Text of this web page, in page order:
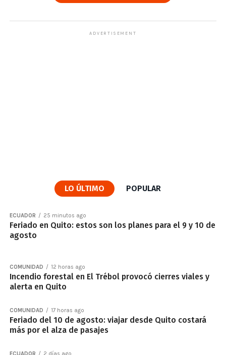
ADVERTISEMENT
LO ÚLTIMO POPULAR
ECUADOR 25 minutos ago
Feriado en Quito: estos son los planes para el 9 y 10 de
agosto
COMUNIDAD 12 horas ago
Incendio forestal en El Trébol provocó cierres viales y
alerta en Quito
COMUNIDAD 17 horas ago
Feriado del 10 de agosto: viajar desde Quito costará
más por el alza de pasajes